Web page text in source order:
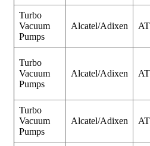
Turbo
Vacuum
Pumps
Alcatel/Adixen
Turbo
Vacuum
Pumps
Alcatel/Adixen
Turbo
Vacuum
Pumps
Alcatel/Adixen